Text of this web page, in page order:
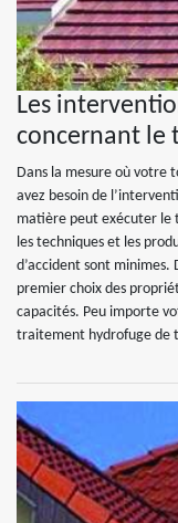
Les
concernant le
Dans la mesure où votre
avez besoin de
matière peut exécuter le
les techniques et les
d’accident sont minimes.
premier choix des
capacités. Peu importe
traitement hydrofuge de